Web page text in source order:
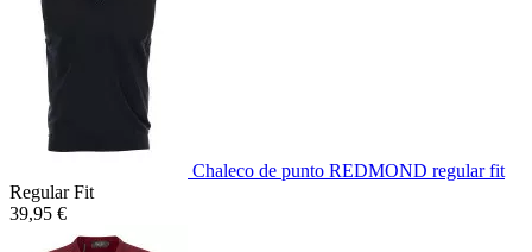
Chaleco de punto REDMOND regular fit
Regular Fit
39,95 €